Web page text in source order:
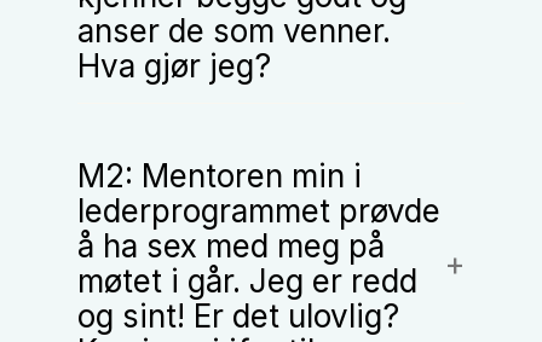
anser de som venner.
Hva gjør jeg?
M2: Mentoren min i
lederprogrammet prøvde
å ha sex med meg på
møtet i går. Jeg er redd
og sint! Er det ulovlig?